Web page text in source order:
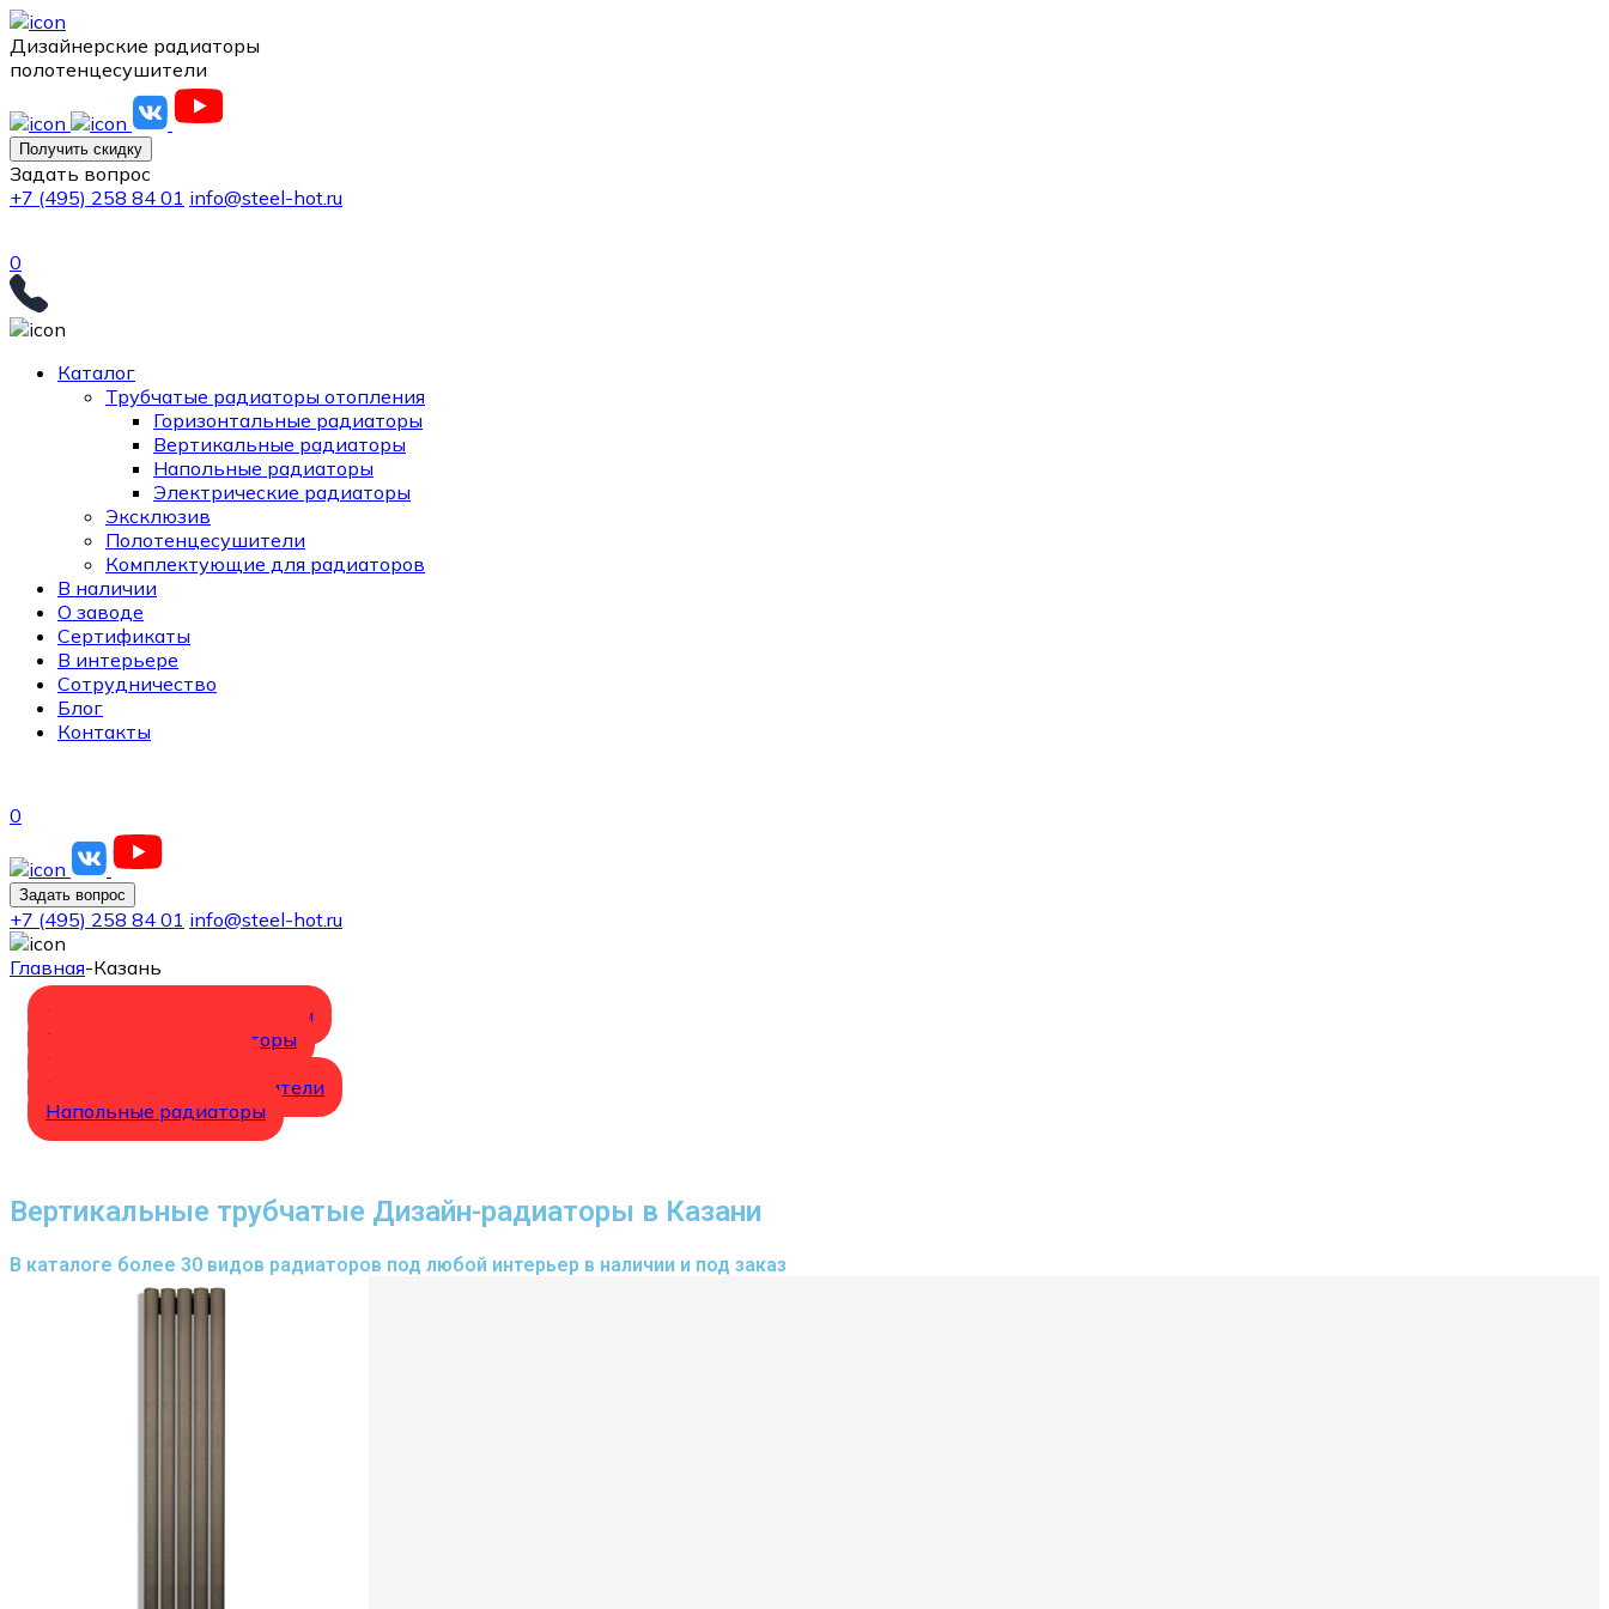
Дизайнерские радиаторы
полотенцесушители
Получить скидку
Задать вопрос
+7 (495) 258 84 01 info@steel-hot.ru
0
Каталог
Трубчатые радиаторы отопления
Горизонтальные радиаторы
Вертикальные радиаторы
Напольные радиаторы
Электрические радиаторы
Эксклюзив
Полотенцесушители
Комплектующие для радиаторов
В наличии
О заводе
Сертификаты
В интерьере
Сотрудничество
Блог
Контакты
0
Задать вопрос
+7 (495) 258 84 01 info@steel-hot.ru
Главная-Казань
Горизонтальные радиаторы
Вертикальные радиаторы
Полотенцесушители
Электро полотенцесушители
Напольные радиаторы
Вертикальные трубчатые Дизайн-радиаторы в Казани
В каталоге более 30 видов радиаторов под любой интерьер в наличии и под заказ